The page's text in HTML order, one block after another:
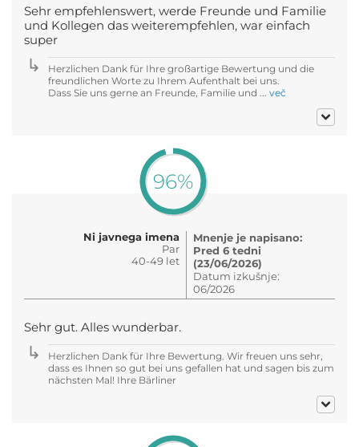
Sehr empfehlenswert, werde Freunde und Familie
und Kollegen das weiterempfehlen, war einfach
super
Herzlichen Dank für Ihre großartige Bewertung und die
freundlichen Worte zu Ihrem Aufenthalt bei uns.
Dass Sie uns gerne an Freunde, Familie und ... več
96%
Ni javnega imena
Par
40-49 let
Mnenje je napisano:
Pred 6 tedni
(23/06/2026)
Datum izkušnje:
06/2026
Sehr gut. Alles wunderbar.
Herzlichen Dank für Ihre Bewertung. Wir freuen uns sehr,
dass es Ihnen so gut bei uns gefallen hat und sagen bis zum
nächsten Mal! Ihre Bärliner